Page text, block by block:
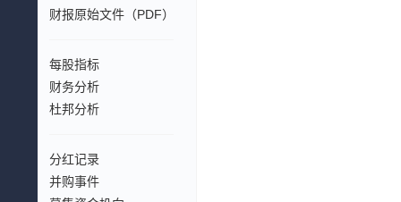
财报原始文件（PDF）
每股指标
财务分析
杜邦分析
分红记录
并购事件